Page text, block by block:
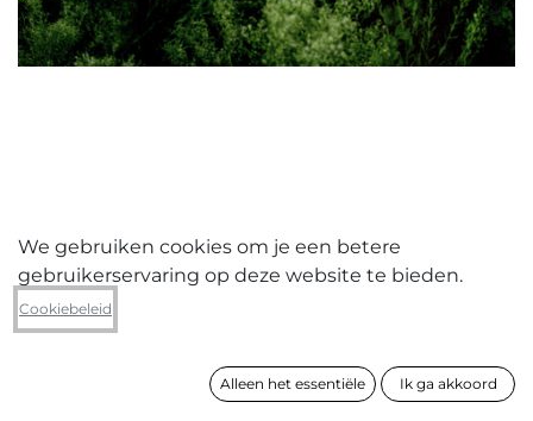
Franky Verdickt
The cooling tower (The South Street
We gebruiken cookies om je een betere
gebruikerservaring op deze website te bieden.
Cookiebeleid
Alleen het essentiële Ik ga akkoord